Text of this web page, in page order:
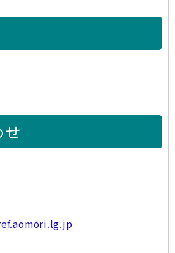
せ